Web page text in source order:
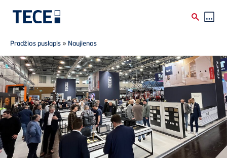
Skip to main content
Breadcrumb
Pradžios puslapis » Naujienos